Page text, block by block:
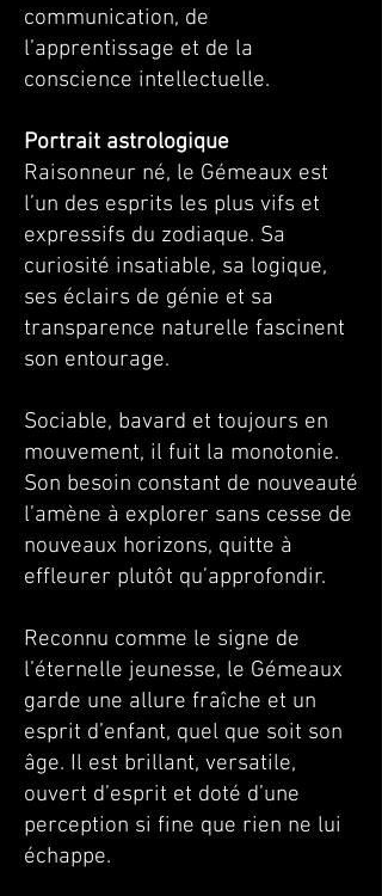
communication, de
l’apprentissage et de la
conscience intellectuelle.
Portrait astrologique
Raisonneur né, le Gémeaux est
l’un des esprits les plus vifs et
expressifs du zodiaque. Sa
curiosité insatiable, sa logique,
ses éclairs de génie et sa
transparence naturelle fascinent
son entourage.
Sociable, bavard et toujours en
mouvement, il fuit la monotonie.
Son besoin constant de nouveauté
l’amène à explorer sans cesse de
nouveaux horizons, quitte à
effleurer plutôt qu’approfondir.
Reconnu comme le signe de
l’éternelle jeunesse, le Gémeaux
garde une allure fraîche et un
esprit d’enfant, quel que soit son
âge. Il est brillant, versatile,
ouvert d’esprit et doté d’une
perception si fine que rien ne lui
échappe.